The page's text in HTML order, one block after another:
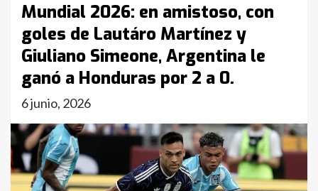
Mundial 2026: en amistoso, con
goles de Lautáro Martínez y
Giuliano Simeone, Argentina le
ganó a Honduras por 2 a 0.
6 junio, 2026